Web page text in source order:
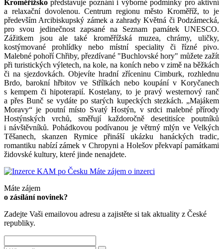
Kroměřížsko představuje poznání i výborné podmínky pro aktivní
a relaxační dovolenou. Centrum regionu město Kroměříž, to je
především Arcibiskupský zámek a zahrady Květná či Podzámecká,
pro svou jedinečnost zapsané na Seznam památek UNESCO.
Zážitkem jsou ale také kroměřížská muzea, chrámy, uličky,
kostýmované prohlídky nebo místní speciality či řízné pivo.
Malebné pohoří Chřiby, přezdívané "Buchlovské hory" můžete zažít
při turistických výletech, na kole, na koních nebo v zimě na běžkách
či na sjezdovkách. Objevíte hradní zříceninu Cimburk, rozhlednu
Brdo, barokní hřbitov ve Střílkách nebo koupání v Koryčanech
s kempem či hipoterapií. Kostelany, to je pravý westernový ranč
a přes Bunč se vydáte po starých kupeckých stezkách. „Majákem
Moravy“ je poutní místo Svatý Hostýn, v srdci malebné přírody
Hostýnských vrchů, směřují každoročně desetitisíce poutníků
i návštěvníků. Pohádkovou podívanou je větrný mlýn ve Velkých
Těšanech, skanzen Rymice přináší ukázku hanáckých tradic,
romantiku nabízí zámek v Chropyni a Holešov překvapí památkami
židovské kultury, které jinde nenajdete.
Máte zájem o inzerci
Máte zájem
o zásílání novinek?
Zadejte Vaši emailovou adresu a zajistěte si tak aktuality z České
republiky.